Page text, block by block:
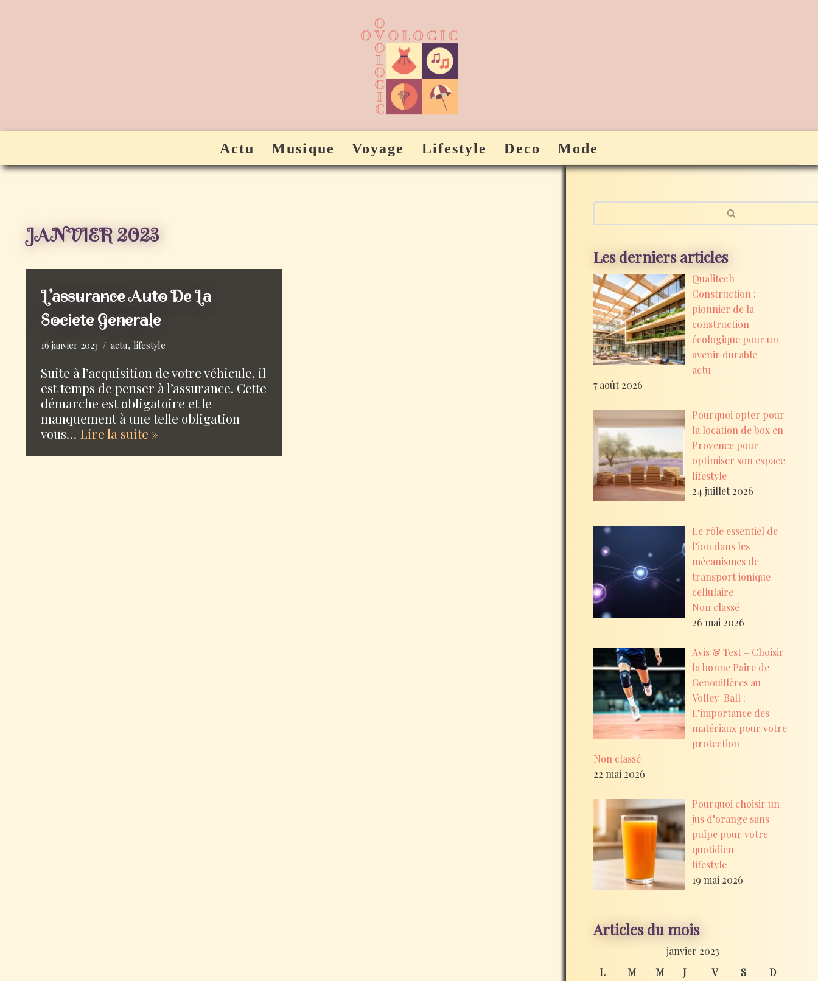
Actu Musique Voyage Lifestyle Deco Mode
JANVIER 2023
L’assurance Auto De La
Societe Generale
16 janvier 2023 actu, lifestyle
Suite à l’acquisition de votre véhicule, il
est temps de penser à l’assurance. Cette
démarche est obligatoire et le
manquement à une telle obligation
vous… Lire la suite »
Les derniers articles
Qualitech
Construction :
pionnier de la
construction
écologique pour un
avenir durable
actu
7 août 2026
Pourquoi opter pour
la location de box en
Provence pour
optimiser son espace
lifestyle
24 juillet 2026
Le rôle essentiel de
l’ion dans les
mécanismes de
transport ionique
cellulaire
Non classé
26 mai 2026
Avis & Test – Choisir
la bonne Paire de
Genouillères au
Volley-Ball :
L’importance des
matériaux pour votre
protection
Non classé
22 mai 2026
Pourquoi choisir un
jus d’orange sans
pulpe pour votre
quotidien
lifestyle
19 mai 2026
Articles du mois
janvier 2023
L
M M J V S D